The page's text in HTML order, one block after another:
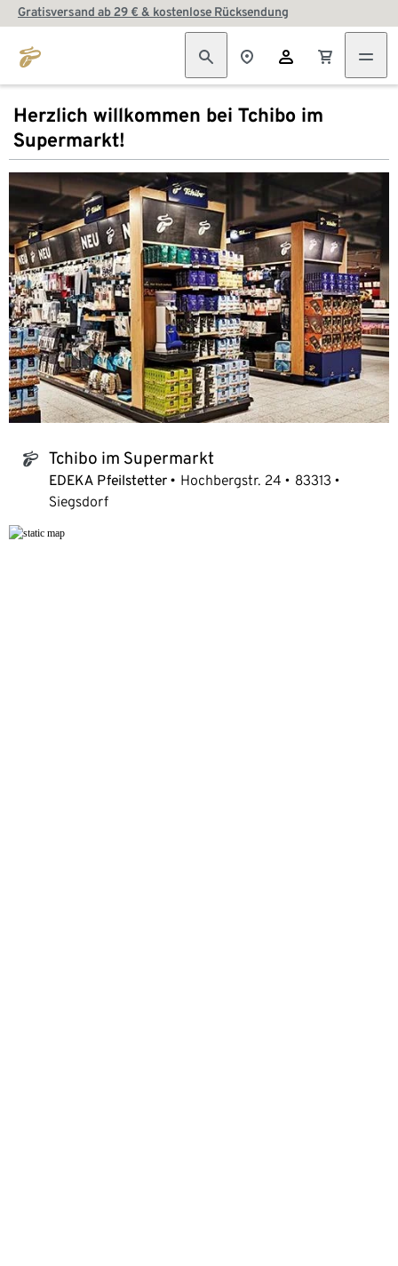
Gratisversand ab 29 € & kostenlose Rücksendung
Herzlich willkommen bei Tchibo im
Supermarkt!
tchibo_logo Tchibo im Supermarkt
EDEKA Pfeilstetter Hochbergstr. 24
83313
Siegsdorf